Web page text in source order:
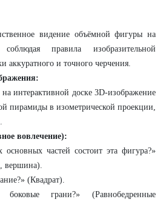
видение объёмной фигуры на
правила изобразительной
аккуратного и точного черчения.
на интерактивной доске 3D-изображение
пирамиды в изометрической проекции,
вовлечение):
частей состоит эта фигура?»
вершина).
(Квадрат).
грани?» (Равнобедренные